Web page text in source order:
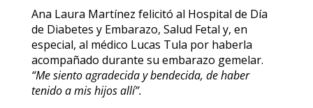
Ana Laura Martínez felicitó al Hospital de Día
de Diabetes y Embarazo, Salud Fetal y, en
especial, al médico Lucas Tula por haberla
acompañado durante su embarazo gemelar.
“Me siento agradecida y bendecida, de haber
tenido a mis hijos allí”.